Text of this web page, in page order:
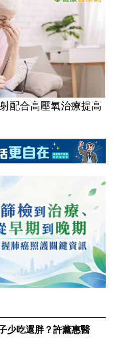
配合高壓氧治療提高
少吃還胖？許薰惠醫